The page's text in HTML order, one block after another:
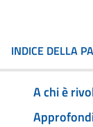
INDICE DELLA
A chi è